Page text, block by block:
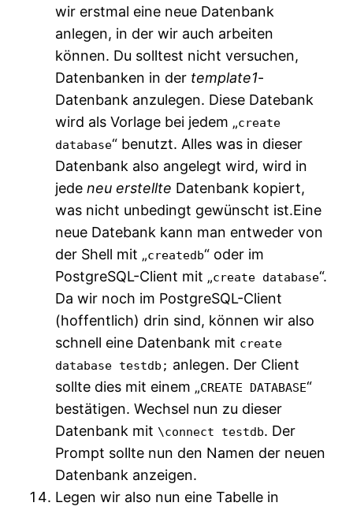
wir erstmal eine neue Datenbank
anlegen, in der wir auch arbeiten
können. Du solltest nicht versuchen,
Datenbanken in der template1-
Datenbank anzulegen. Diese Datebank
wird als Vorlage bei jedem „create
database“ benutzt. Alles was in dieser
Datenbank also angelegt wird, wird in
jedeneu erstellte Datenbank kopiert,
was nicht unbedingt gewünscht ist.Eine
neue Datebank kann man entweder von
der Shell mit „createdb“ oder im
PostgreSQL-Client mit „create database“.
Da wir noch im PostgreSQL-Client
(hoffentlich) drin sind, können wir also
schnell eine Datenbank mit create
database testdb; anlegen. Der Client
sollte dies mit einem „CREATE DATABASE“
bestätigen. Wechsel nun zu dieser
Datenbank mit \connect testdb. Der
Prompt sollte nun den Namen der neuen
Datenbank anzeigen.
Legen wir also nun eine Tabelle in